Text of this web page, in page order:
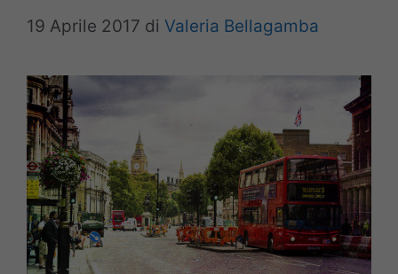
19 Aprile 2017 di Valeria Bellagamba